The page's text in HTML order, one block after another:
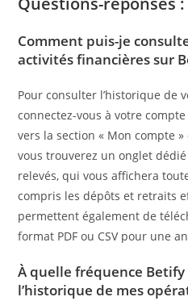
Comment puis-je
activités financières sur
Pour consulter l’historique de
connectez-vous à votre
vers la section « Mon compte
vous trouverez un onglet
relevés, qui vous affichera
compris les dépôts et retraits
permettent également de
format PDF ou CSV pour une
À quelle fréquence
l’historique de mes